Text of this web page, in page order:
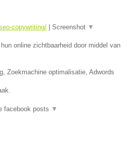
copywriting/ Screenshot ▼
online zichtbaarheid door middel van
Zoekmachine optimalisatie, Adwords
facebook posts ▼